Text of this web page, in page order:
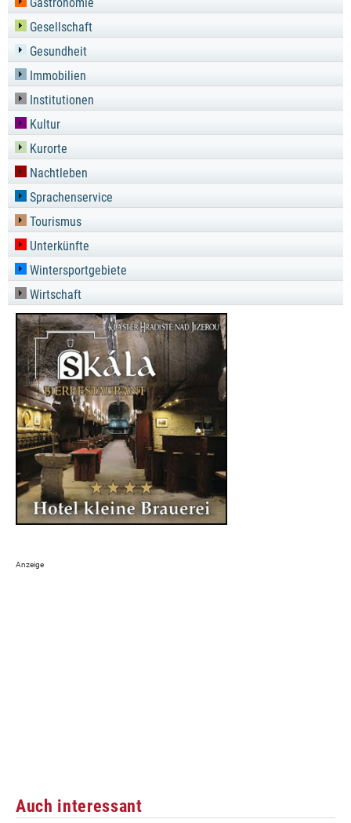
Gesellschaft
Gesundheit
Immobilien
Institutionen
Kultur
Kurorte
Nachtleben
Sprachenservice
Tourismus
Unterkünfte
Wintersportgebiete
Wirtschaft
Auch interessant